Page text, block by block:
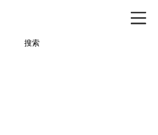
搜索